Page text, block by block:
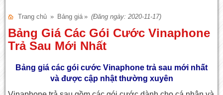
Trang chủ » Bảng giá » (Đăng ngày: 2020-11-17)
Bảng Giá Các Gói Cước Vinaphone
Trả Sau Mới Nhất
Bảng giá các gói cước Vinaphone trả sau mới nhất
và được cập nhật thường xuyên